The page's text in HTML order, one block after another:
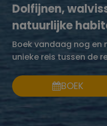
Dolfijnen,
natuurlijke
Boek vandaag nog en
unieke reis tussen de
BOEK